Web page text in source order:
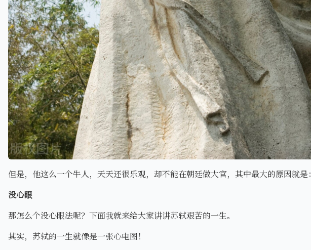
但是，他这么一个牛人，天天还很乐观，却不能在朝廷做大官，其中最大的原因就是：
没心眼
那怎么个没心眼法呢？下面我就来给大家讲讲苏轼艰苦的一生。
其实，苏轼的一生就像是一张心电图！